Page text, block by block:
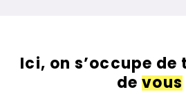
Ici, on s’occupe
devous